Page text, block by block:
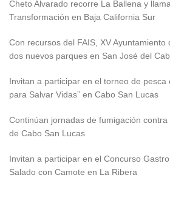
Cheto Alvarado recorre La Ballena y
Transformación en Baja California Sur
Con recursos del FAIS, XV Ayuntamiento
dos nuevos parques en San José del
Invitan a participar en el torneo de pesca
para Salvar Vidas” en Cabo San Lucas
Continúan jornadas de fumigación
de Cabo San Lucas
Invitan a participar en el Concurso
Salado con Camote en La Ribera